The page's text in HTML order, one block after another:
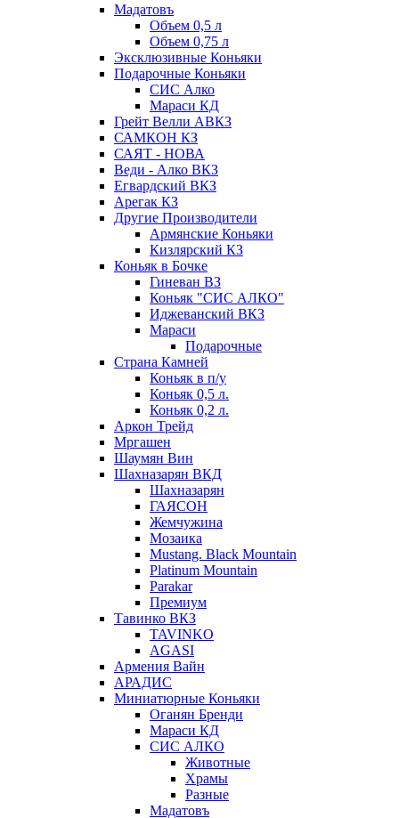
Мадатовъ
Объем 0,5 л
Объем 0,75 л
Эксклюзивные Коньяки
Подарочные Коньяки
СИС Алко
Мараси КД
Грейт Велли АВКЗ
САМКОН КЗ
САЯТ - НОВА
Веди - Алко ВКЗ
Егвардский ВКЗ
Арегак КЗ
Другие Производители
Армянские Коньяки
Кизлярский КЗ
Коньяк в Бочке
Гиневан ВЗ
Коньяк "СИС АЛКО"
Иджеванский ВКЗ
Мараси
Подарочные
Страна Камней
Коньяк в п/у
Коньяк 0,5 л.
Коньяк 0,2 л.
Аркон Трейд
Мргашен
Шаумян Вин
Шахназарян ВКД
Шахназарян
ГАЯСОН
Жемчужина
Мозаика
Mustang. Black Mountain
Platinum Mountain
Parakar
Премиум
Тавинко ВКЗ
TAVINKO
AGASI
Армения Вайн
АРАДИС
Миниатюрные Коньяки
Оганян Бренди
Мараси КД
СИС АЛКО
Животные
Храмы
Разные
Мадатовъ